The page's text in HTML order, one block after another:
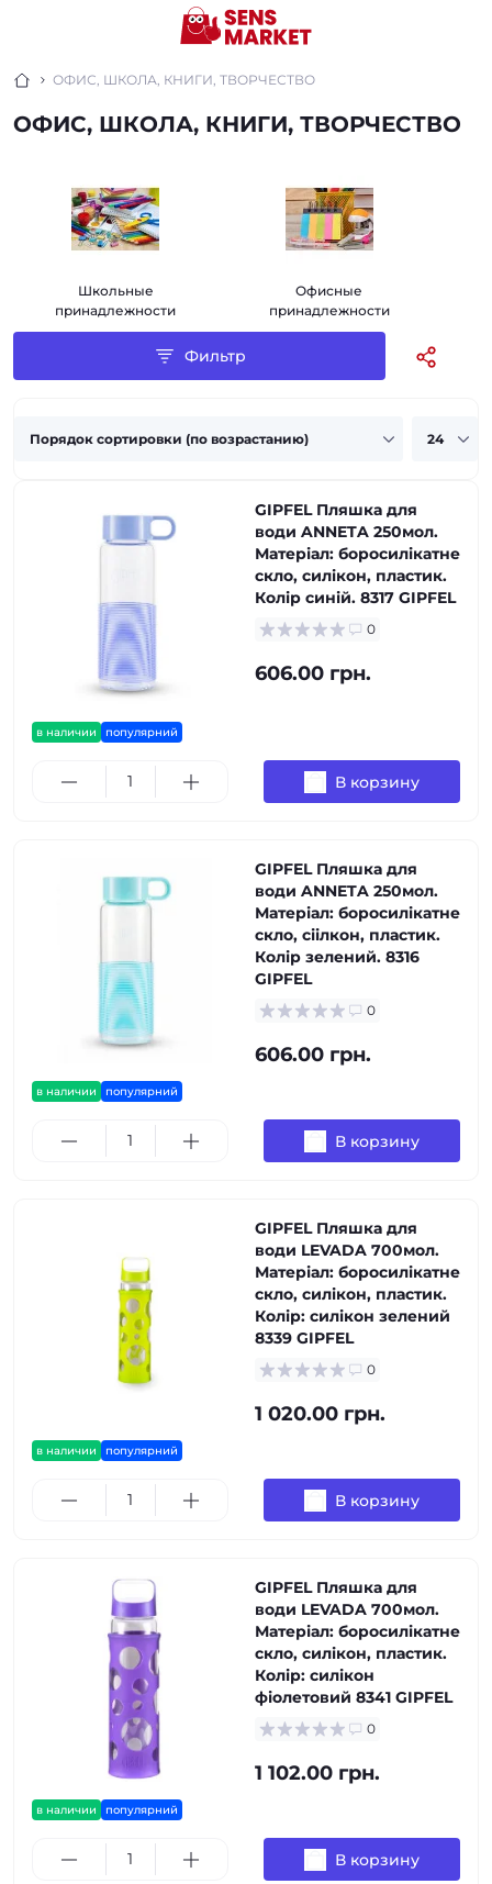
ОФИС, ШКОЛА, КНИГИ, ТВОРЧЕСТВО
ОФИС, ШКОЛА, КНИГИ, ТВОРЧЕСТВО
Школьные
принадлежности
Офисные
принадлежности
Фильтр
в наличии популярний
GIPFEL Пляшка для
води ANNETA 250мол.
Матеріал: боросилікатне
скло, силікон, пластик.
Колір синій. 8317 GIPFEL
0
606.00 грн.
В корзину
в наличии популярний
GIPFEL Пляшка для
води ANNETA 250мол.
Матеріал: боросилікатне
скло, сіілкон, пластик.
Колір зелений. 8316
GIPFEL
0
606.00 грн.
В корзину
в наличии популярний
GIPFEL Пляшка для
води LEVADA 700мол.
Матеріал: боросилікатне
скло, силікон, пластик.
Колір: силікон зелений
8339 GIPFEL
0
1 020.00 грн.
В корзину
в наличии популярний
GIPFEL Пляшка для
води LEVADA 700мол.
Матеріал: боросилікатне
скло, силікон, пластик.
Колір: силікон
фіолетовий 8341 GIPFEL
0
1 102.00 грн.
В корзину